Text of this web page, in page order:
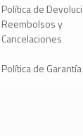
Política de
Reembolsos y
Cancelaciones
Política de Garantía